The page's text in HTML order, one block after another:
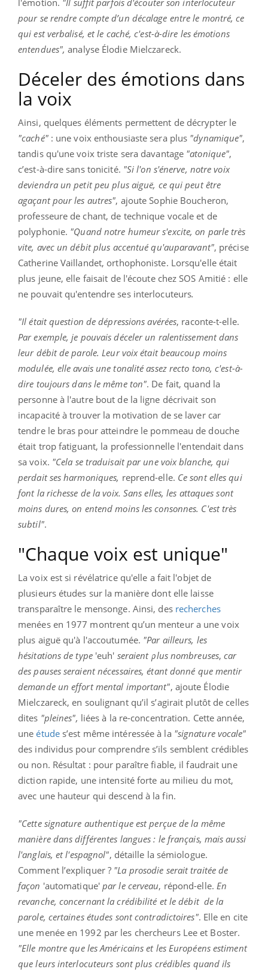
pour se rendre compte d’un décalage entre le montré, ce
qui est verbalisé, et le caché, c'est-à-dire les émotions
entendues",analyse Élodie Mielczareck.
Déceler des émotions dans
la voix
Ainsi, quelques éléments permettent de décrypter le
"caché" : une voix enthousiaste sera plus "dynamique",
tandis qu'une voix triste sera davantage "atonique",
c’est-à-dire sans tonicité. "Si l'on s'énerve, notre voix
deviendra un petit peu plus aiguë, ce qui peut être
agaçant pour les autres", ajoute Sophie Boucheron,
professeure de chant, de technique vocale et de
polyphonie. "Quand notre humeur s'excite, on parle très
vite, avec un débit plus accentué qu'auparavant", précise
Catherine Vaillandet, orthophoniste. Lorsqu'elle était
plus jeune, elle faisait de l'écoute chez SOS Amitié : elle
ne pouvait qu'entendre ses interlocuteurs.
"Il était question de dépressions avérées, raconte-t-elle.
Par exemple, je pouvais déceler un ralentissement dans
leur débit de parole. Leur voix était beaucoup moins
modulée, elle avais une tonalité assez recto tono, c'est-à-
dire toujours dans le même ton". De fait, quand la
personne à l'autre bout de la ligne décrivait son
incapacité à trouver la motivation de se laver car
tendre le bras pour atteindre le pommeau de douche
était trop fatiguant, la professionnelle l'entendait dans
sa voix. "Cela se traduisait par une voix blanche, qui
perdait ses harmoniques, reprend-elle. Ce sont elles qui
font la richesse de la voix. Sans elles, les attaques sont
moins dures, on entend moins les consonnes. C'est très
subtil".
"Chaque voix est unique"
La voix est si révélatrice qu'elle a fait l'objet de
plusieurs études sur la manière dont elle laisse
transparaître le mensonge. Ainsi, des recherches
menées en 1977 montrent qu’un menteur a une voix
plus aiguë qu'à l'accoutumée. "Par ailleurs, les
hésitations de type 'euh' seraient plus nombreuses,car
des pauses seraient nécessaires, étant donné que mentir
demande un effort mental important", ajoute Élodie
Mielczareck, en soulignant qu’il s’agirait plutôt de celles
dites "pleines", liées à la re-concentration. Cette année,
uneétudes’est même intéressée à la "signature vocale"
des individus pour comprendre s’ils semblent crédibles
ou non. Résultat : pour paraître fiable, il faudrait une
diction rapide, une intensité forte au milieu du mot,
avec une hauteur qui descend à la fin.
"Cette signature authentique est perçue de la même
manière dans différentes langues : le français, mais aussi
l'anglais, et l'espagnol", détaille la sémiologue.
Comment l’expliquer ? "La prosodie serait traitée de
façon 'automatique'par le cerveau, répond-elle. En
revanche, concernant la crédibilité et le débit de la
parole, certaines études sont contradictoires". Elle en cite
une menée en 1992 par les chercheurs Lee et Boster.
"Elle montre que les Américains et les Européens estiment
que leurs interlocuteurs sont plus crédibles quand ils